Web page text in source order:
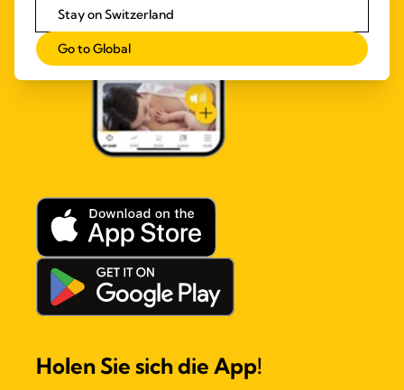
Holen Sie sich die App!
Stay on Switzerland
Go to Global